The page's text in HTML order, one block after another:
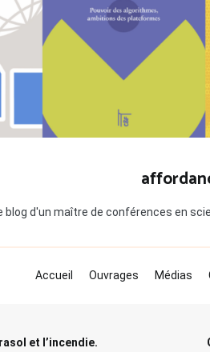
blog d'un maître de conférences en
Accueil Ouvrages Médias
et l’incendie.